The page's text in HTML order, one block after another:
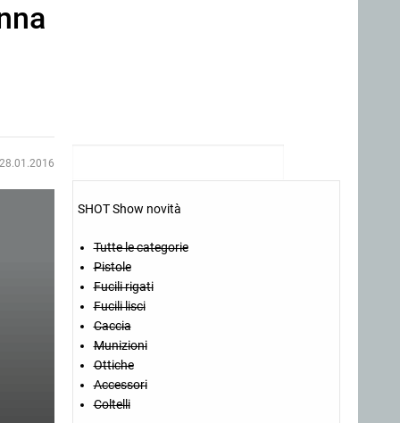
28.01.2016
SHOT Show novità
Tutte le categorie
Pistole
Fucili rigati
Fucili lisci
Caccia
Munizioni
Ottiche
Accessori
Coltelli